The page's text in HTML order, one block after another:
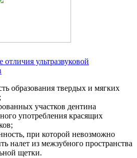
ультразвуковой
образования твердых и мягких
участков дентина
употребления красящих
при которой невозможно
налет из межзубного пространства
щетки.